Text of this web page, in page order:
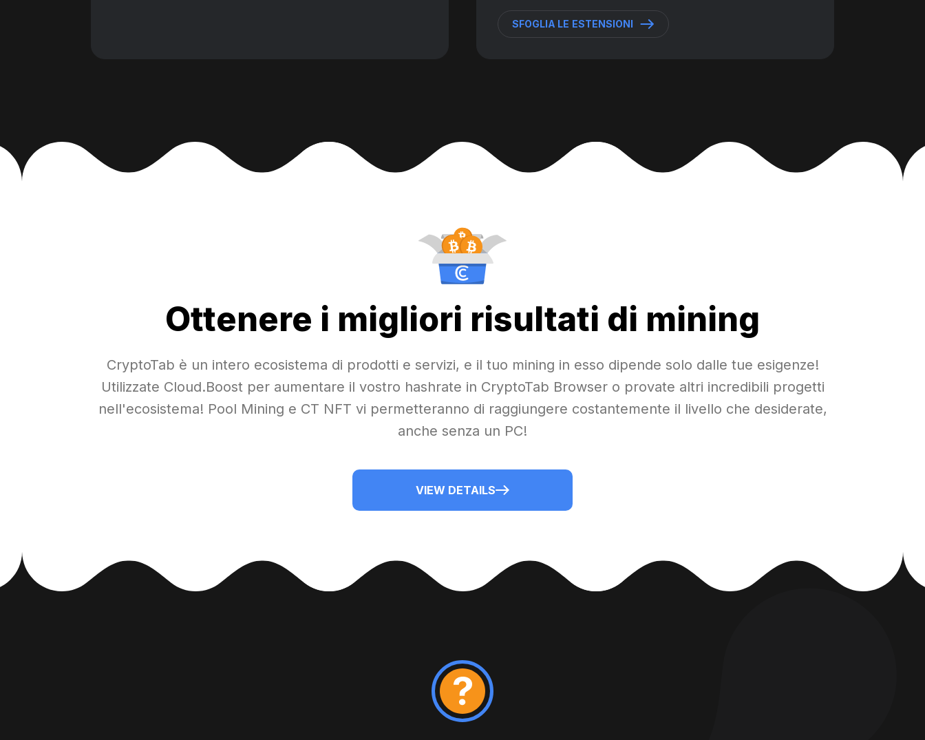
SFOGLIA LE ESTENSIONI
Ottenere i migliori risultati di mining
CryptoTab è un intero ecosistema di prodotti e servizi, e il tuo mining in esso dipende solo dalle tue esigenze!
Utilizzate Cloud.Boost per aumentare il vostro hashrate in CryptoTab Browser o provate altri incredibili progetti
nell'ecosistema! Pool Mining e CT NFT vi permetteranno di raggiungere costantemente il livello che desiderate,
anche senza un PC!
VIEW DETAILS